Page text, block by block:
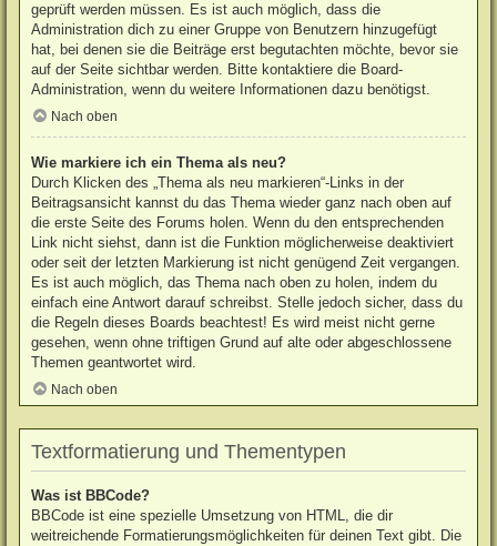
geprüft werden müssen. Es ist auch möglich, dass die
Administration dich zu einer Gruppe von Benutzern hinzugefügt
hat, bei denen sie die Beiträge erst begutachten möchte, bevor sie
auf der Seite sichtbar werden. Bitte kontaktiere die Board-
Administration, wenn du weitere Informationen dazu benötigst.
Nach oben
Wie markiere ich ein Thema als neu?
Durch Klicken des „Thema als neu markieren“-Links in der
Beitragsansicht kannst du das Thema wieder ganz nach oben auf
die erste Seite des Forums holen. Wenn du den entsprechenden
Link nicht siehst, dann ist die Funktion möglicherweise deaktiviert
oder seit der letzten Markierung ist nicht genügend Zeit vergangen.
Es ist auch möglich, das Thema nach oben zu holen, indem du
einfach eine Antwort darauf schreibst. Stelle jedoch sicher, dass du
die Regeln dieses Boards beachtest! Es wird meist nicht gerne
gesehen, wenn ohne triftigen Grund auf alte oder abgeschlossene
Themen geantwortet wird.
Nach oben
Textformatierung und Thementypen
Was ist BBCode?
BBCode ist eine spezielle Umsetzung von HTML, die dir
weitreichende Formatierungsmöglichkeiten für deinen Text gibt. Die